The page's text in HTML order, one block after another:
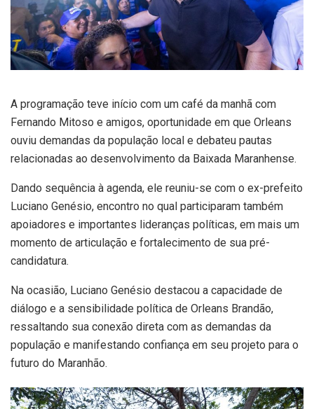
A programação teve início com um café da manhã com
Fernando Mitoso e amigos, oportunidade em que Orleans
ouviu demandas da população local e debateu pautas
relacionadas ao desenvolvimento da Baixada Maranhense.
Dando sequência à agenda, ele reuniu-se com o ex-prefeito
Luciano Genésio, encontro no qual participaram também
apoiadores e importantes lideranças políticas, em mais um
momento de articulação e fortalecimento de sua pré-
candidatura.
Na ocasião, Luciano Genésio destacou a capacidade de
diálogo e a sensibilidade política de Orleans Brandão,
ressaltando sua conexão direta com as demandas da
população e manifestando confiança em seu projeto para o
futuro do Maranhão.